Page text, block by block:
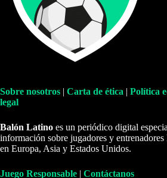
Sobre nosotros | Carta de ética | Política
legal
Balón Latino es un periódico digital
información sobre jugadores y
en Europa, Asia y Estados Unidos.
Juego Responsable | Contáctanos